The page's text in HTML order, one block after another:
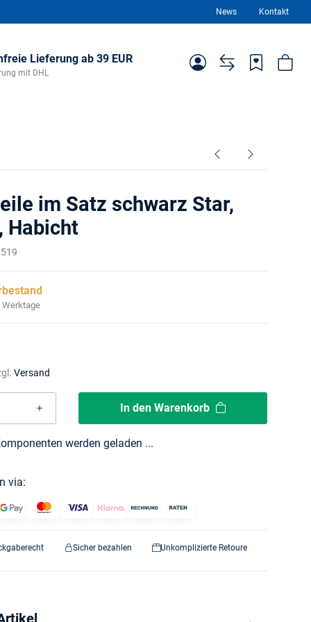
News Kontakt
Lieferung ab 39 EUR
mit DHL
im Satz schwarz Star,
Habicht
Werktage
Versand
In den Warenkorb
werden geladen ...
via:
Sicher bezahlen Unkomplizierte Retoure